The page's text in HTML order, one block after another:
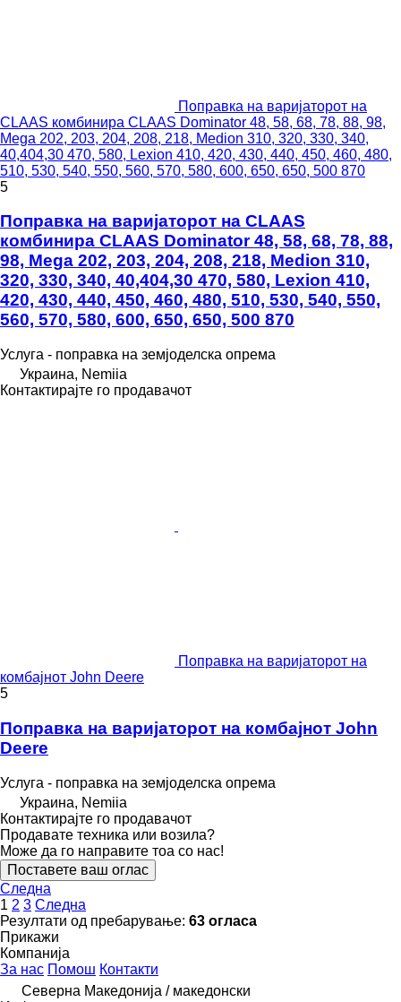
Поправка на варијаторот на
CLAAS комбинира CLAAS Dominator 48, 58, 68, 78, 88, 98,
Mega 202, 203, 204, 208, 218, Medion 310, 320, 330, 340,
40,404,30 470, 580, Lexion 410, 420, 430, 440, 450, 460, 480,
510, 530, 540, 550, 560, 570, 580, 600, 650, 650, 500 870
5
Поправка на варијаторот на CLAAS
комбинира CLAAS Dominator 48, 58, 68, 78, 88,
98, Mega 202, 203, 204, 208, 218, Medion 310,
320, 330, 340, 40,404,30 470, 580, Lexion 410,
420, 430, 440, 450, 460, 480, 510, 530, 540, 550,
560, 570, 580, 600, 650, 650, 500 870
Услуга - поправка на земјоделска опрема
Украина, Nemiia
Контактирајте го продавачот
Поправка на варијаторот на
комбајнот John Deere
5
Поправка на варијаторот на комбајнот John
Deere
Услуга - поправка на земјоделска опрема
Украина, Nemiia
Контактирајте го продавачот
Продавате техника или возила?
Може да го направите тоа со нас!
Поставете ваш оглас
Следна
1 2 3 Следна
Резултати од пребарување: 63 огласа
Прикажи
Компанија
За нас Помош Контакти
Северна Македонија / македонски